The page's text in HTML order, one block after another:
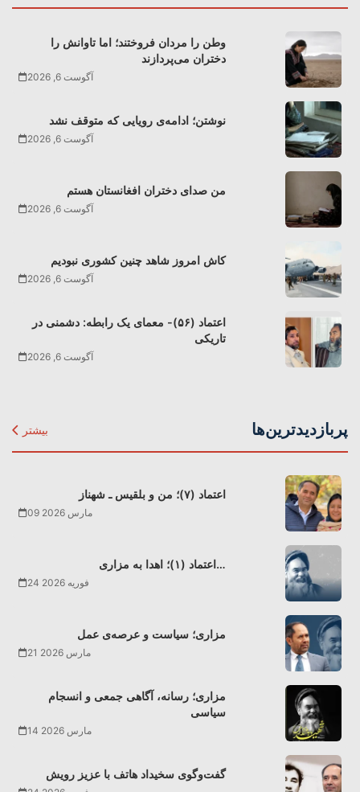
وطن را مردان فروختند؛ اما تاوانش را
دختران می‌پردازند
آگوست 6, 2026
نوشتن؛ ادامه‌ی رویایی که متوقف نشد
آگوست 6, 2026
من صدای دختران افغانستان هستم
آگوست 6, 2026
کاش امروز شاهد چنین کشوری نبودیم
آگوست 6, 2026
اعتماد (۵۶)- معمای یک رابطه: دشمنی در
تاریکی
آگوست 6, 2026
پربازدیدترین‌ها بیشتر
اعتماد (۷)؛ من و بلقیس ـ شهناز
09 مارس 2026
اعتماد (۱)؛ اهدا به مزاری…
24 فوریه 2026
مزاری؛ سیاست و عرصه‌ی عمل
21 مارس 2026
مزاری؛ رسانه، آگاهی جمعی و انسجام
سیاسی
14 مارس 2026
گفت‌وگوی سخیداد هاتف با عزیز رویش